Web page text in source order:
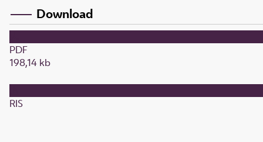
Download
PDF
198,14 kb
RIS